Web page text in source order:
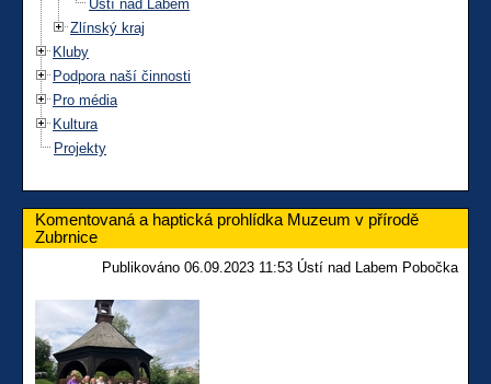
Ústí nad Labem
Zlínský kraj
Kluby
Podpora naší činnosti
Pro média
Kultura
Projekty
Komentovaná a haptická prohlídka Muzeum v přírodě
Zubrnice
Publikováno 06.09.2023 11:53 Ústí nad Labem Pobočka